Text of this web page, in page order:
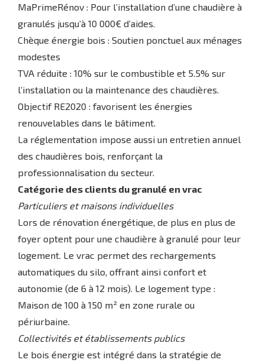
MaPrimeRénov : Pour l’installation d’une chaudière à
granulés jusqu’à 10 000€ d’aides.
Chèque énergie bois : Soutien ponctuel aux ménages
modestes
TVA réduite : 10% sur le combustible et 5.5% sur
l’installation ou la maintenance des chaudières.
Objectif RE2020 : favorisent les énergies
renouvelables dans le bâtiment.
La réglementation impose aussi un entretien annuel
des chaudières bois, renforçant la
professionnalisation du secteur.
Catégorie des clients du granulé en vrac
Particuliers et maisons individuelles
Lors de rénovation énergétique, de plus en plus de
foyer optent pour une chaudière à granulé pour leur
logement. Le vrac permet des rechargements
automatiques du silo, offrant ainsi confort et
autonomie (de 6 à 12 mois). Le logement type :
Maison de 100 à 150 m² en zone rurale ou
périurbaine.
Collectivités et établissements publics
Le bois énergie est intégré dans la stratégie de